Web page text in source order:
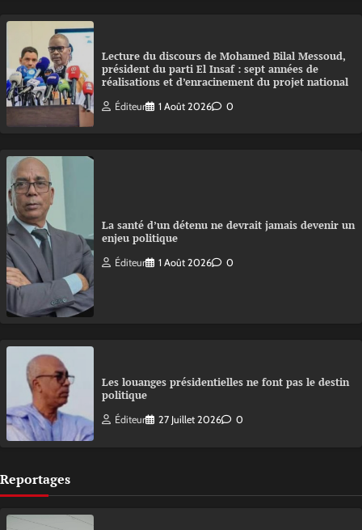
Lecture du discours de Mohamed Bilal Messoud,
président du parti El Insaf : sept années de
réalisations et d’enracinement du projet national
Éditeur 1 Août 2026 0
La santé d’un détenu ne devrait jamais devenir un
enjeu politique
Éditeur 1 Août 2026 0
Les louanges présidentielles ne font pas le destin
politique
Éditeur 27 Juillet 2026 0
Reportages